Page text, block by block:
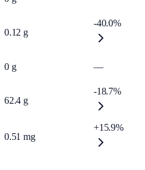
0.12 g
-40.0%
0 g —
62.4 g
-18.7%
0.51 mg
+15.9%